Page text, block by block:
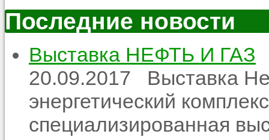
Последние новости
Выставка НЕФТЬ И ГАЗ
20.09.2017
Выставка
энергетический
специализированная